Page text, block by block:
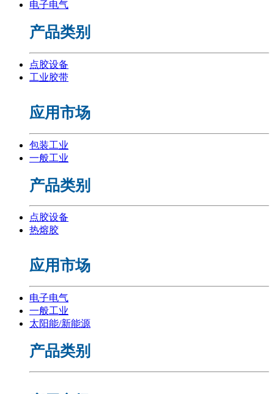
电子电气
产品类别
点胶设备
工业胶带
应用市场
包装工业
一般工业
产品类别
点胶设备
热熔胶
应用市场
电子电气
一般工业
太阳能/新能源
产品类别